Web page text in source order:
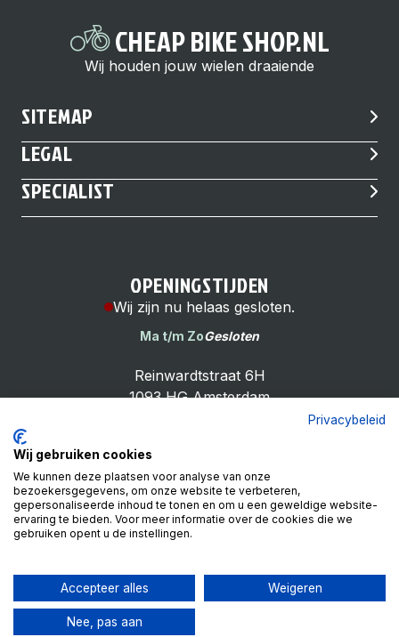
CHEAP BIKE SHOP.NL
Wij houden jouw wielen draaiende
SITEMAP
LEGAL
SPECIALIST
Cheap Bike Shop
4.9
Based on 99 reviews
Review ons op
OPENINGSTIJDEN
Wij zijn nu helaas gesloten.
Ma t/m ZoGesloten
Reinwardtstraat 6H
1093 HG Amsterdam
Privacybeleid
Wij gebruiken cookies
We kunnen deze plaatsen voor analyse van onze
bezoekersgegevens, om onze website te verbeteren,
gepersonaliseerde inhoud te tonen en om u een geweldige website-
ervaring te bieden. Voor meer informatie over de cookies die we
gebruiken opent u de instellingen.
Accepteer alles Weigeren
Nee, pas aan